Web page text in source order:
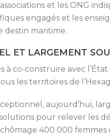
et les ONG
engagés et les
destin maritime.
ET LARGEMENT
à co-construire avec
les territoires de
aujourd’hui,
pour relever les
400 000 femmes